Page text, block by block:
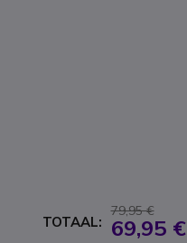
TOTAAL:
79,95 €
69,95 €